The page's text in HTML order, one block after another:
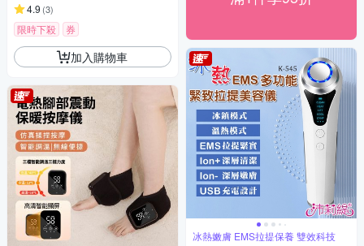
4.9 (3)
限時下殺 券
加入購物車
冰熱嫩膚 EMS拉提保養 雙效科技